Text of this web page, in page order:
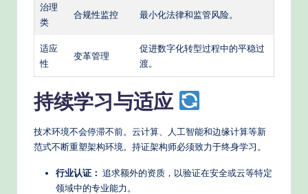
治理
类
合规性监控 最小化法律和监管风险。
适应
性
变革管理
促进数字化转型过程中的平稳过
渡。
持续学习与适应
技术环境不会停滞不前。云计算、人工智能和边缘计算等新
范式不断重塑架构环境。持证架构师必须致力于终身学习。
行业认证： 追求额外的资质，以验证在安全或云等特定
领域中的专业能力。